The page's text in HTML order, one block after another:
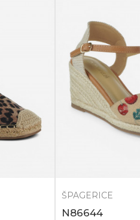
ŠPAGERICE
N86644